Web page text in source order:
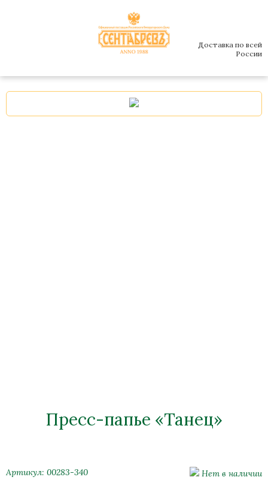
Доставка по всей
России
Пресс-папье «Танец»
Артикул: 00283-340 Нет в наличии